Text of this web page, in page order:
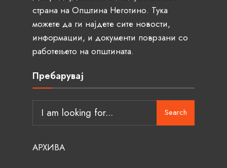
страна на Општина Неготино. Тука
можете да ги најдете сите новости,
информации, и документи поврзани со
работењето на општината.
Пребарувај
Search
АРХИВА